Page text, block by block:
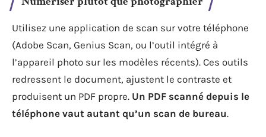
Utilisez une application de scan sur votre téléphone
(Adobe Scan, Genius Scan, ou l’outil intégré à
l’appareil photo sur les modèles récents). Ces outils
redressent le document, ajustent le contraste et
produisent un PDF propre. Un PDF scanné depuis le
téléphone vaut autant qu’un scan de bureau.